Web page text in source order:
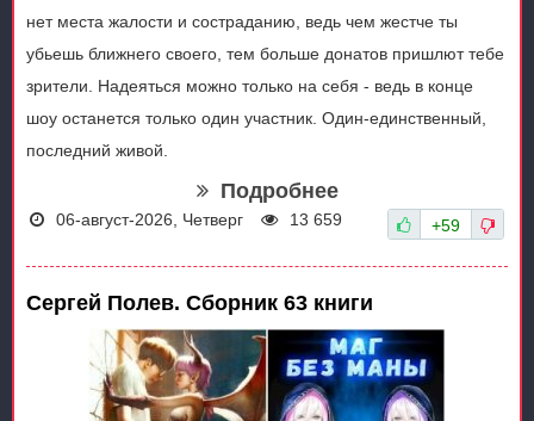
нет места жалости и состраданию, ведь чем жестче ты
убьешь ближнего своего, тем больше донатов пришлют тебе
зрители. Надеяться можно только на себя - ведь в конце
шоу останется только один участник. Один-единственный,
последний живой.
Подробнее
06-август-2026, Четверг 13 659 +59
Сергей Полев. Сборник 63 книги